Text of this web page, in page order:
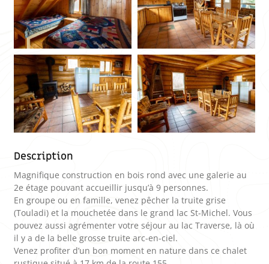
Description
Magnifique construction en bois rond avec une galerie au
2e étage pouvant accueillir jusqu’à 9 personnes.
En groupe ou en famille, venez pêcher la truite grise
(Touladi) et la mouchetée dans le grand lac St-Michel. Vous
pouvez aussi agrémenter votre séjour au lac Traverse, là où
il y a de la belle grosse truite arc-en-ciel.
Venez profiter d’un bon moment en nature dans ce chalet